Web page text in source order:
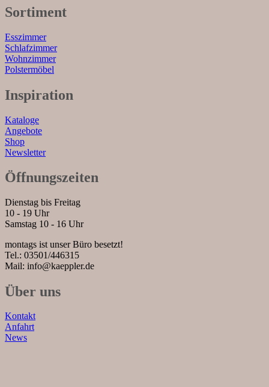
Sortiment
Esszimmer
Schlafzimmer
Wohnzimmer
Polstermöbel
Inspiration
Kataloge
Angebote
Shop
Newsletter
Öffnungszeiten
Dienstag bis Freitag
10 - 19 Uhr
Samstag 10 - 16 Uhr
montags ist unser Büro besetzt!
Tel.: 03501/446315
Mail: info@kaeppler.de
Über uns
Kontakt
Anfahrt
News